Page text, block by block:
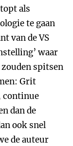
als
te gaan
van de VS
waar
spitsen
Grit
continue
dan de
ook snel
de auteur